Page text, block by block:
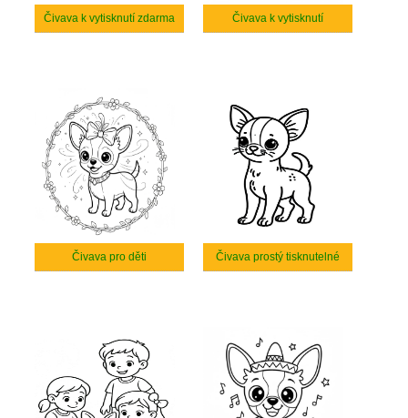
Čivava k vytisknutí zdarma Čivava k vytisknutí
Čivava pro děti Čivava prostý tisknutelné